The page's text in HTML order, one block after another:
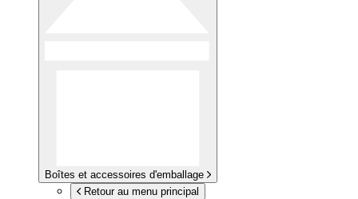
Boîtes et accessoires d'emballage
Retour au menu principal